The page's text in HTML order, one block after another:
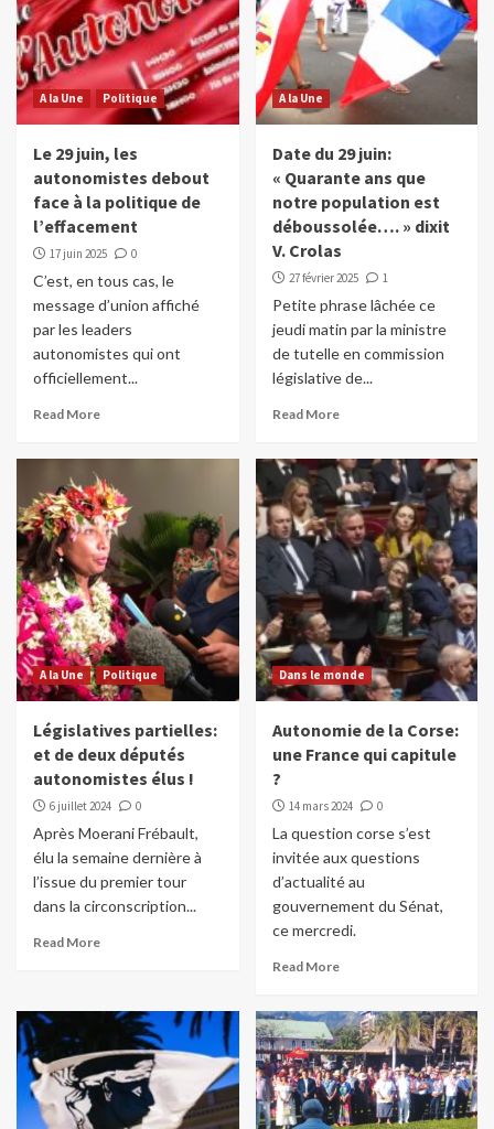
A la Une Politique
Le 29 juin, les
autonomistes debout
face à la politique de
l’effacement
17 juin 2025 0
C’est, en tous cas, le
message d’union affiché
par les leaders
autonomistes qui ont
officiellement...
Read More
A la Une
Date du 29 juin:
« Quarante ans que
notre population est
déboussolée…. » dixit
V. Crolas
27 février 2025 1
Petite phrase lâchée ce
jeudi matin par la ministre
de tutelle en commission
législative de...
Read More
A la Une Politique
Législatives partielles:
et de deux députés
autonomistes élus !
6 juillet 2024 0
Après Moerani Frébault,
élu la semaine dernière à
l’issue du premier tour
dans la circonscription...
Read More
Dans le monde
Autonomie de la Corse:
une France qui capitule
?
14 mars 2024 0
La question corse s’est
invitée aux questions
d’actualité au
gouvernement du Sénat,
ce mercredi.
Read More